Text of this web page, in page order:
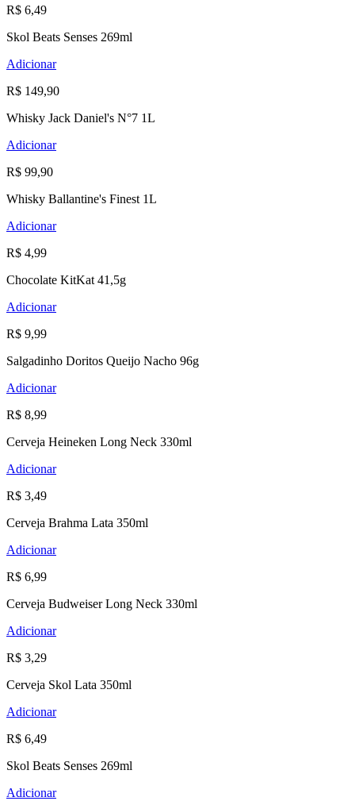
R$ 6,49
Skol Beats Senses 269ml
Adicionar
R$ 149,90
Whisky Jack Daniel's N°7 1L
Adicionar
R$ 99,90
Whisky Ballantine's Finest 1L
Adicionar
R$ 4,99
Chocolate KitKat 41,5g
Adicionar
R$ 9,99
Salgadinho Doritos Queijo Nacho 96g
Adicionar
R$ 8,99
Cerveja Heineken Long Neck 330ml
Adicionar
R$ 3,49
Cerveja Brahma Lata 350ml
Adicionar
R$ 6,99
Cerveja Budweiser Long Neck 330ml
Adicionar
R$ 3,29
Cerveja Skol Lata 350ml
Adicionar
R$ 6,49
Skol Beats Senses 269ml
Adicionar